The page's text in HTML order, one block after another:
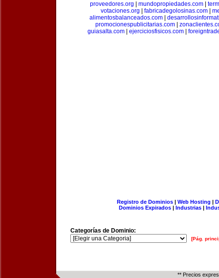
proveedores.org
mundopropiedades.com|
votaciones.org
fabricadegolosinas.com
alimentosbalanceados.com
promocionespublicitarias.com|
guiasalta.com
ejerciciosfisicos.com
Registro de Dominios| Web Hosting |
Dominios Expirados | Industrias |
Categorías de Dominio:
[Pág.
** Precios